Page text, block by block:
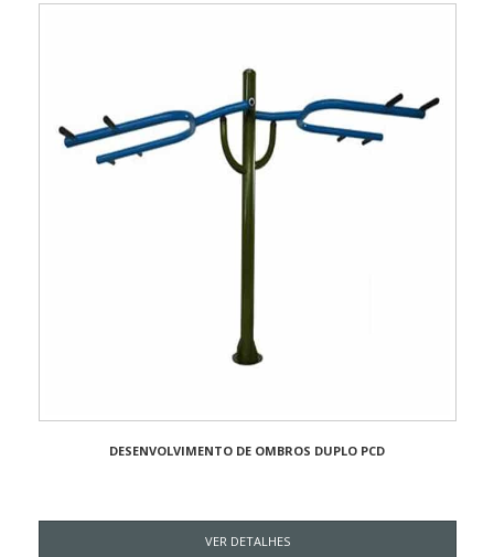
DESENVOLVIMENTO DE OMBROS DUPLO PCD
VER DETALHES